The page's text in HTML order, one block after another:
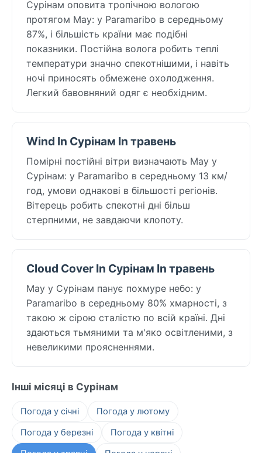
Сурінам оповита тропічною вологою
протягом May: у Paramaribo в середньому
87%, і більшість країни має подібні
показники. Постійна волога робить теплі
температури значно спекотнішими, і навіть
ночі приносять обмежене охолодження.
Легкий бавовняний одяг є необхідним.
Wind In Сурінам In травень
Помірні постійні вітри визначають May у
Сурінам: у Paramaribo в середньому 13 км/
год, умови однакові в більшості регіонів.
Вітерець робить спекотні дні більш
стерпними, не завдаючи клопоту.
Cloud Cover In Сурінам In травень
May у Сурінам панує похмуре небо: у
Paramaribo в середньому 80% хмарності, з
такою ж сірою сталістю по всій країні. Дні
здаються тьмяними та м'яко освітленими, з
невеликими проясненнями.
Інші місяці в Сурінам
Погода у січні
Погода у лютому
Погода у березні
Погода у квітні